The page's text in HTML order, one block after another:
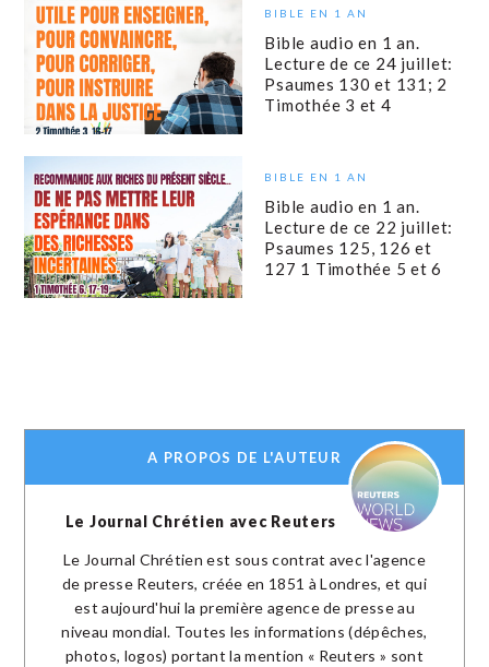
BIBLE EN 1 AN
Bible audio en 1 an.
Lecture de ce 24 juillet:
Psaumes 130 et 131; 2
Timothée 3 et 4
BIBLE EN 1 AN
Bible audio en 1 an.
Lecture de ce 22 juillet:
Psaumes 125, 126 et
127 1 Timothée 5 et 6
A PROPOS DE L'AUTEUR
Le Journal Chrétien avec Reuters
Le Journal Chrétien est sous contrat avec l'agence
de presse Reuters, créée en 1851 à Londres, et qui
est aujourd'hui la première agence de presse au
niveau mondial. Toutes les informations (dépêches,
photos, logos) portant la mention « Reuters » sont